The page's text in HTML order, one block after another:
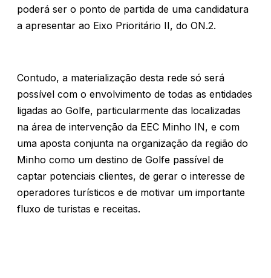
poderá ser o ponto de partida de uma candidatura
a apresentar ao Eixo Prioritário II, do ON.2.
Contudo, a materialização desta rede só será
possível com o envolvimento de todas as entidades
ligadas ao Golfe, particularmente das localizadas
na área de intervenção da EEC Minho IN, e com
uma aposta conjunta na organização da região do
Minho como um destino de Golfe passível de
captar potenciais clientes, de gerar o interesse de
operadores turísticos e de motivar um importante
fluxo de turistas e receitas.